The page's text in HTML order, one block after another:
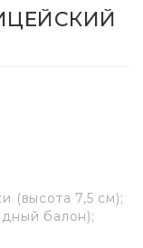
(высота 7,5 см);
балон);